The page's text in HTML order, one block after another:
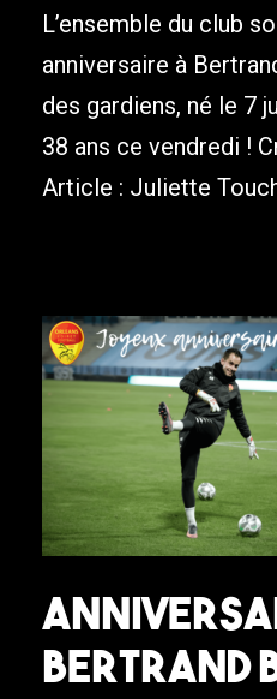
L’ensemble du club
anniversaire à
des gardiens, né le 7
38 ans ce vendredi !
Article : Juliette
Bertrand